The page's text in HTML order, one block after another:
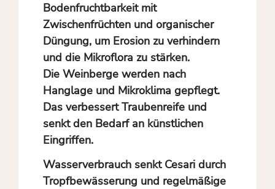
Bodenfruchtbarkeit mit
Zwischenfrüchten und organischer
Düngung, um Erosion zu verhindern
und die Mikroflora zu stärken.
Die Weinberge werden nach
Hanglage und Mikroklima gepflegt.
Das verbessert Traubenreife und
senkt den Bedarf an künstlichen
Eingriffen.
Wasserverbrauch senkt Cesari durch
Tropfbewässerung und regelmäßige